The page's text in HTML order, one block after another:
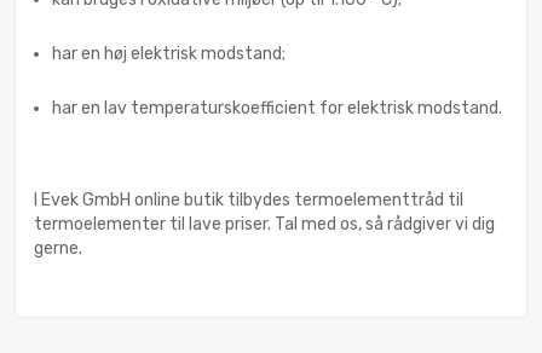
har en høj elektrisk modstand;
har en lav temperaturskoefficient for elektrisk modstand.
I Evek GmbH online butik tilbydes termoelementtråd til
termoelementer til lave priser. Tal med os, så rådgiver vi dig
gerne.